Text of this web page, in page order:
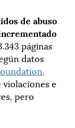
de abuso
páginas
datos
.
e
pero